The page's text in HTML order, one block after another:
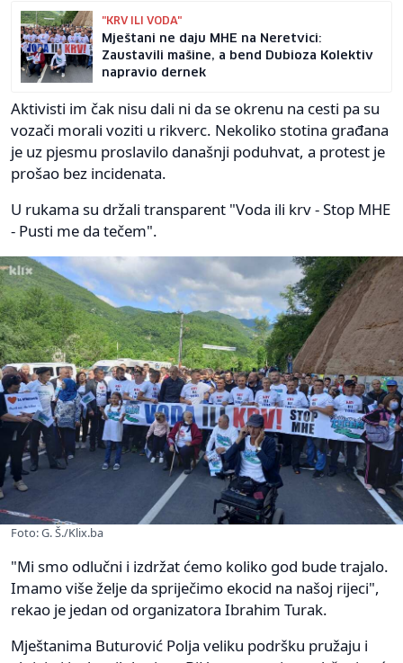
"KRV ILI VODA"
Mještani ne daju MHE na Neretvici:
Zaustavili mašine, a bend Dubioza Kolektiv
napravio dernek
Aktivisti im čak nisu dali ni da se okrenu na cesti pa su
vozači morali voziti u rikverc. Nekoliko stotina građana
je uz pjesmu proslavilo današnji poduhvat, a protest je
prošao bez incidenata.
U rukama su držali transparent "Voda ili krv - Stop MHE
- Pusti me da tečem".
Foto: G. Š./Klix.ba
"Mi smo odlučni i izdržat ćemo koliko god bude trajalo.
Imamo više želje da spriječimo ekocid na našoj rijeci",
rekao je jedan od organizatora Ibrahim Turak.
Mještanima Buturović Polja veliku podršku pružaju i